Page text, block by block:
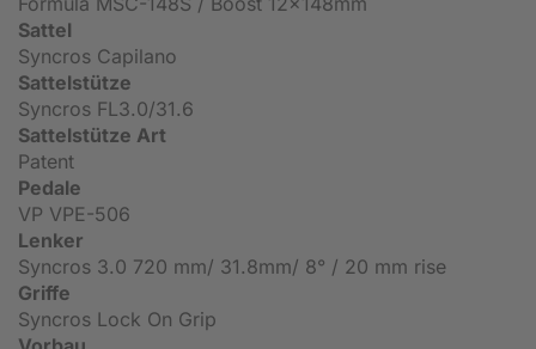
Sattel
Syncros Capilano
Sattelstütze
Syncros FL3.0/31.6
Sattelstütze Art
Patent
Pedale
VP VPE-506
Lenker
Syncros 3.0 720 mm/ 31.8mm/ 8° / 20 mm rise
Griffe
Syncros Lock On Grip